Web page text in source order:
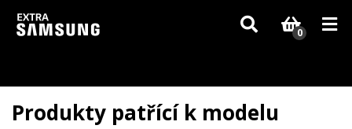
Vzhledem k aktuální situaci se může dodání dílů, které nejsou skladem,
zpozdit. Děkujeme za pochopení.
0
Produkty patřící k modelu